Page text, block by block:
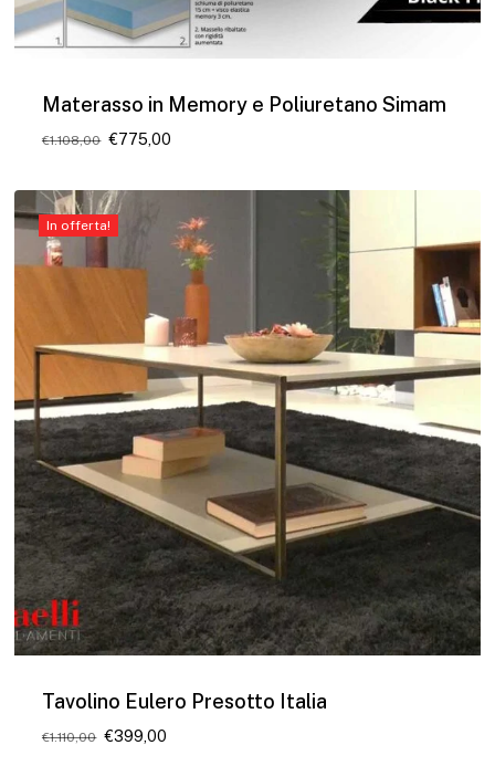
Materasso in Memory e Poliuretano Simam
€1.108,00 Il
era:
€1.108,00.
€775,00
€775,00.
In offerta!
Tavolino Eulero Presotto Italia
€1.110,00 Il
€399,00